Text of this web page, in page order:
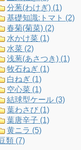
分葱(わけぎ) (1)
基礎知識:トマト (2)
春菊(菊菜) (2)
水かけ菜 (1)
水菜 (2)
浅葱(あさつき) (1)
牧石ねぎ (1)
白ねぎ (1)
空心菜 (1)
結球型ケール (3)
葉わさび (1)
葉唐辛子 (1)
黄ニラ (5)
類 (7)